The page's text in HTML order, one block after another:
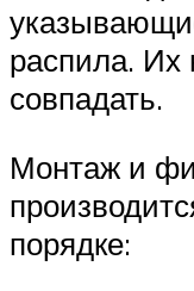
распила. Их
совпадать.
Монтаж и
порядке: